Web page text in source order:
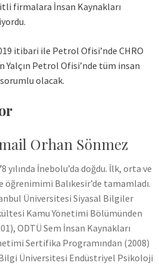
firmalara İnsan Kaynakları
itibari ile Petrol Ofisi’nde CHRO
Yalçın Petrol Ofisi’nde tüm insan
olacak.
Orhan Sönmez
yılında İnebolu’da doğdu. İlk, orta ve
öğrenimimi Balıkesir’de tamamladı.
Üniversitesi Siyasal Bilgiler
Kamu Yönetimi Bölümünden
ODTÜ Sem İnsan Kaynakları
Sertifika Programından (2008)
Üniversitesi Endüstriyel Psikoloji